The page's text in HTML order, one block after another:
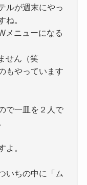
ルが週末にやっ
ね。
メニューになる
せん（笑
もやっています
で一皿を２人で
よ。
いちの中に「ム